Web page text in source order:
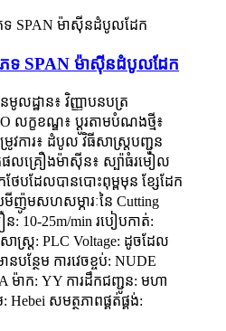
េទ SPAN ម៉ាស៊ីនដំបូលដែក
លដ្ឋាន៖ វិញ្ញាបនបត្រ
លក្ខខណ្ឌ៖ ប្ដូរតាមបំណងថ្មី៖
រូវការ៖ ដំបូល វិធីសាស្ត្របញ្ជូន
ផលគ្រឿងម៉ាស៊ីន៖ ស្ប៉ាធំរមៀល
ថែបដែលបានបោះពុម្ពមុន ខ្សែដែក
ញ៉ូមសហសម្ភារៈនៃ Cutting
: 10-25m/min របៀបកាត់:
ាស្ត្រ: PLC Voltage: ដូចដែល
ន្ថែម ការវេចខ្ចប់: NUDE
ម៉ាក: YY ការដឹកជញ្ជូន: មហា
Hebei សមត្ថភាពផ្គត់ផ្គង់: